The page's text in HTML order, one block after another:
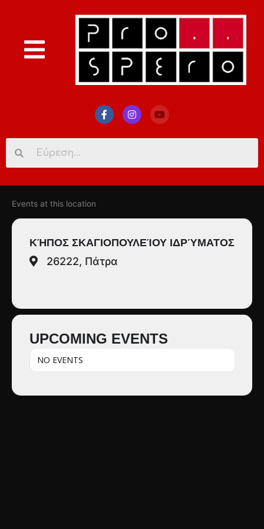
for:
Events at this location
ΚΉΠΟΣ ΣΚΑΓΙΟΠΟΥΛΕΊΟΥ ΙΔΡΎΜΑΤΟΣ
26222, Πάτρα
UPCOMING EVENTS
NO EVENTS